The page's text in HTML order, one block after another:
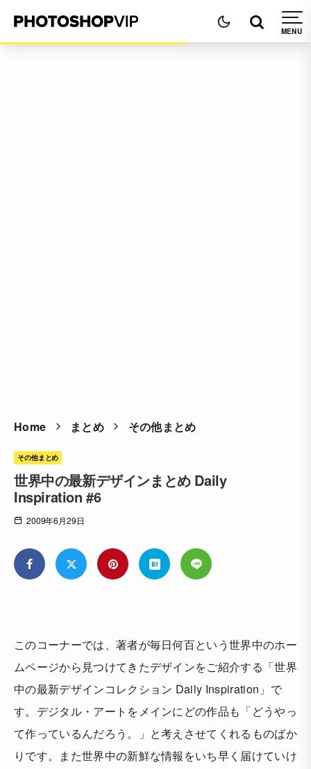
Home まとめ その他まとめ
その他まとめ
世界中の最新デザインまとめ Daily
Inspiration #6
2009年6月29日
このコーナーでは、著者が毎日何百という世界中のホー
ムページから見つけてきたデザインをご紹介する「世界
中の最新デザインコレクション Daily Inspiration」で
す。デジタル・アートをメインにどの作品も「どうやっ
て作っているんだろう。」と考えさせてくれるものばか
りです。また世界中の新鮮な情報をいち早く届けていけ